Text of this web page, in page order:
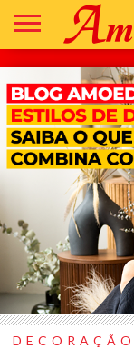
DECORAÇÃO
CONSTRUÇÃO
REFORMA
IR
PARA
LOJA
ASSISTÊNCIA
TÉCNICA
DECORAÇÃO